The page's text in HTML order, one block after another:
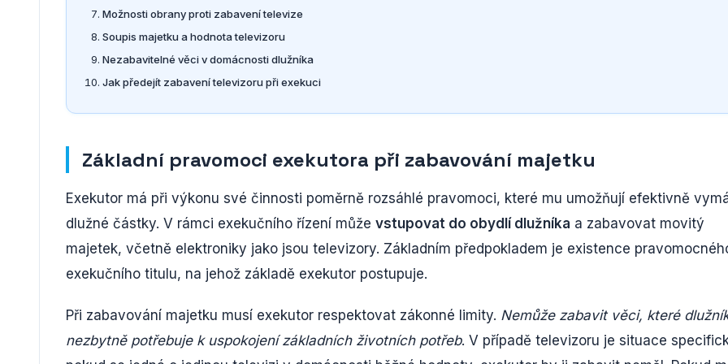
Možnosti obrany proti zabavení televize
Soupis majetku a hodnota televizoru
Nezabavitelné věci v domácnosti dlužníka
Jak předejít zabavení televizoru při exekuci
Základní pravomoci exekutora při zabavování majetku
Exekutor má při výkonu své činnosti poměrně rozsáhlé pravomoci, které mu umožňují efektivně
dlužné částky. V rámci exekučního řízení může vstupovat do obydlí dlužníka a zabavovat movitý
majetek, včetně elektroniky jako jsou televizory. Základním předpokladem je existence
exekučního titulu, na jehož základě exekutor postupuje.
Při zabavování majetku musí exekutor respektovat zákonné limity. Nemůže zabavit věci, které
nezbytně potřebuje k uspokojení základních životních potřeb. V případě televizoru je situace